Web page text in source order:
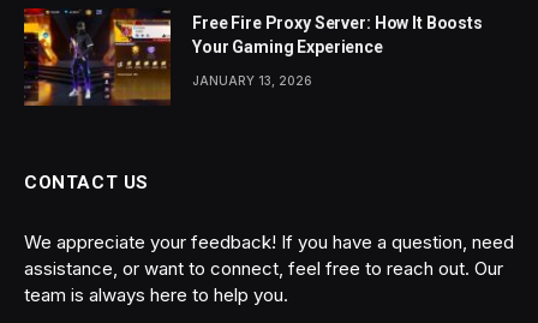
Free Fire Proxy Server: How It Boosts
Your Gaming Experience
JANUARY 13, 2026
CONTACT US
We appreciate your feedback! If you have a question, need
assistance, or want to connect, feel free to reach out. Our
team is always here to help you.